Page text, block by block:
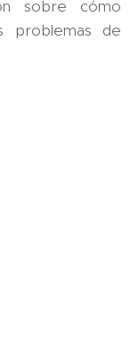
sobre cómo
problemas de